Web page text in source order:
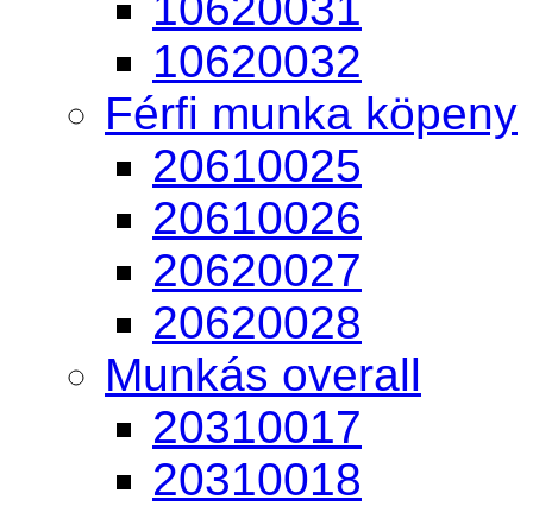
10620032
Férfi munka köpeny
20610025
20610026
20620027
20620028
Munkás overall
20310017
20310018